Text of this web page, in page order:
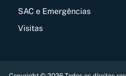
SAC e Emergências
Visitas